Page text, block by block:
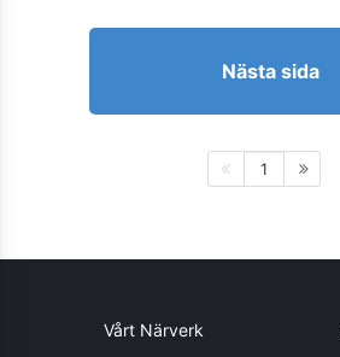
Nästa sida
1
Vårt Närverk